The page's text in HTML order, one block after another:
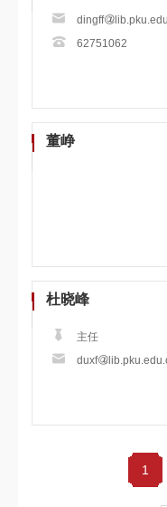
dingff
62751062
董峥
杜晓峰
主任
duxf
1